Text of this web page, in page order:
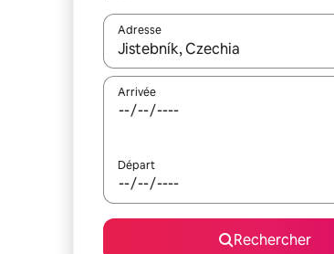
Adresse
Lorsque les résultats s'affichent,
Arrivée
Départ
Rechercher